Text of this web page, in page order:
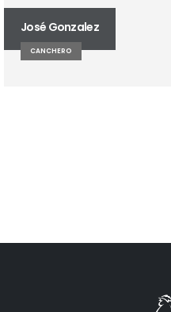
José Gonzalez
CANCHERO